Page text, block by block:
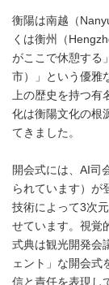
衡陽は南越（
くは衡州（
がここで休憩する
市）」という優雅
上の歴史を持つ
化は衡陽文化の根
てきました。
開会式には、AI司
られています）が
技術によって3次
せています。視覚
式典は観光開発会
ェント」な開会式
信と責任を表現し